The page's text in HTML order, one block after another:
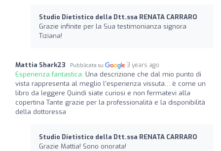
Studio Dietistico della Dtt.ssa RENATA CARRARO
Grazie infinite per la Sua testimonianza signora
Tiziana!
Mattia Shark23 Pubblicata su 3 years ago
Esperienza fantastica: Una descrizione che dal mio punto di
vista rappresenta al meglio l’esperienza vissuta… è come un
libro da leggere Quindi siate curiosi e non fermatevi alla
copertina Tante grazie per la professionalità e la disponibilità
della dottoressa
Studio Dietistico della Dtt.ssa RENATA CARRARO
Grazie Mattia! Sono onorata!